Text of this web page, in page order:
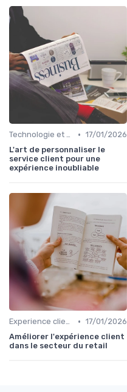
Technologie et personnalisation relation client • 17/01/2026
L'art de personnaliser le
service client pour une
expérience inoubliable
Experience client • 17/01/2026
Améliorer l'expérience client
dans le secteur du retail